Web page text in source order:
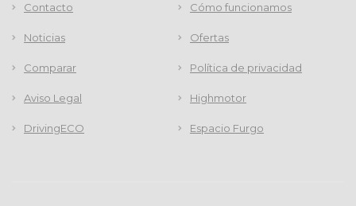
Contacto Cómo funcionamos
Noticias Ofertas
Comparar Política de privacidad
Aviso Legal Highmotor
DrivingECO Espacio Furgo